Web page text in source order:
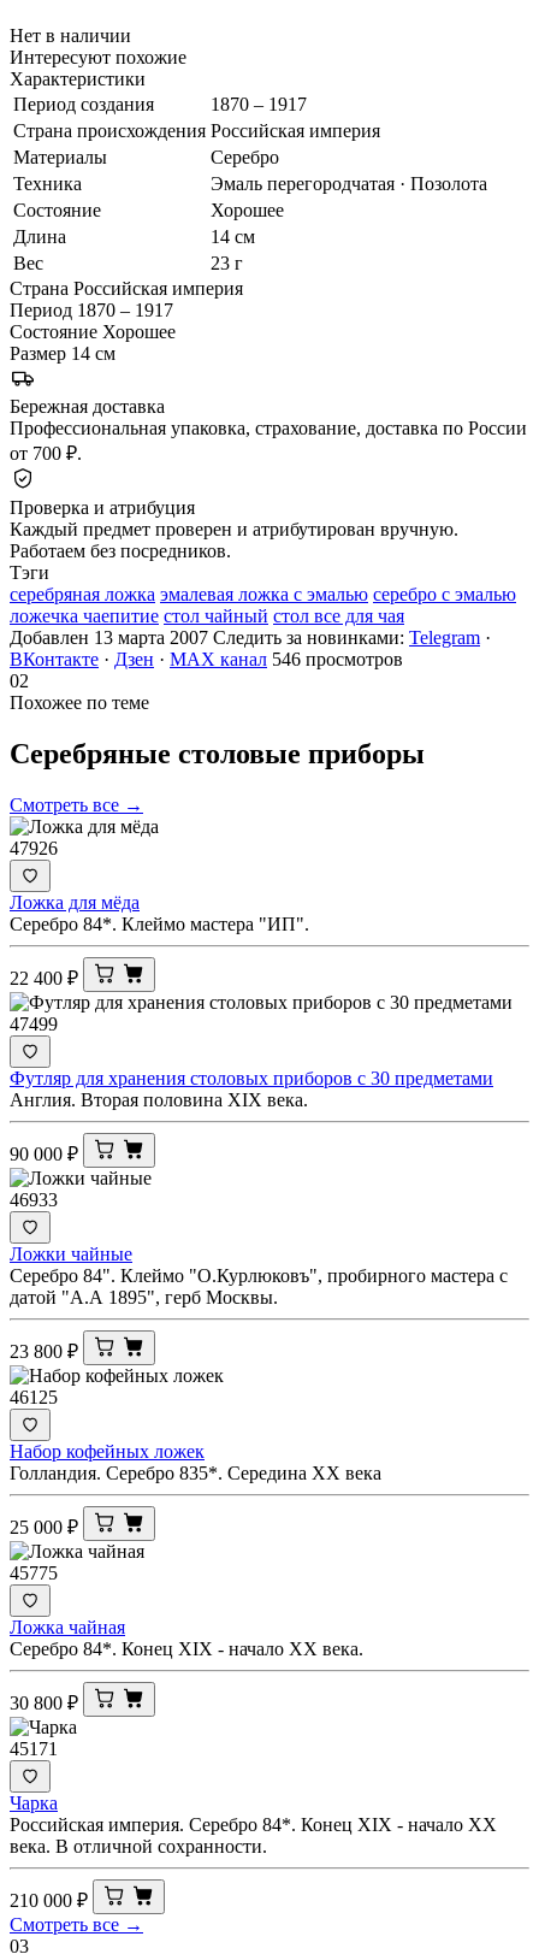
Нет в наличии
Интересуют похожие
Характеристики
Период создания
1870 – 1917
Страна происхождения Российская империя
Материалы
Серебро
Техника
Эмаль перегородчатая · Позолота
Состояние
Хорошее
Длина
14 см
Вес
23 г
Страна Российская империя
Период 1870 – 1917
Состояние Хорошее
Размер 14 см
Бережная доставка
Профессиональная упаковка, страхование, доставка по России
от 700 ₽.
Проверка и атрибуция
Каждый предмет проверен и атрибутирован вручную.
Работаем без посредников.
Тэги
серебряная ложка эмалевая ложка с эмалью серебро с эмалью
ложечка чаепитие стол чайный стол все для чая
Добавлен 13 марта 2007 Следить за новинками: Telegram ·
ВКонтакте · Дзен · MAX канал 546 просмотров
02
Похожее по теме
Серебряные столовые приборы
Смотреть все →
47926
Ложка для мёда
Серебро 84*. Клеймо мастера "ИП".
22 400 ₽
47499
Футляр для хранения столовых приборов с 30 предметами
Англия. Вторая половина XIX века.
90 000 ₽
46933
Ложки чайные
Серебро 84". Клеймо "О.Курлюковъ", пробирного мастера с
датой "А.А 1895", герб Москвы.
23 800 ₽
46125
Набор кофейных ложек
Голландия. Серебро 835*. Середина ХХ века
25 000 ₽
45775
Ложка чайная
Серебро 84*. Конец ХIХ - начало ХХ века.
30 800 ₽
45171
Чарка
Российская империя. Серебро 84*. Конец XIX - начало ХХ
века. В отличной сохранности.
210 000 ₽
Смотреть все →
03